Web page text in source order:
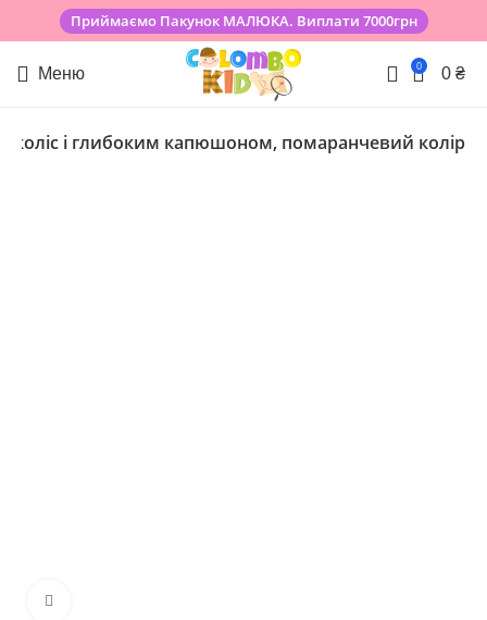
Приймаємо Пакунок МАЛЮКА. Виплати 7000грн
Меню 0 0 ₴
коліс і глибоким капюшоном, помаранчевий колір